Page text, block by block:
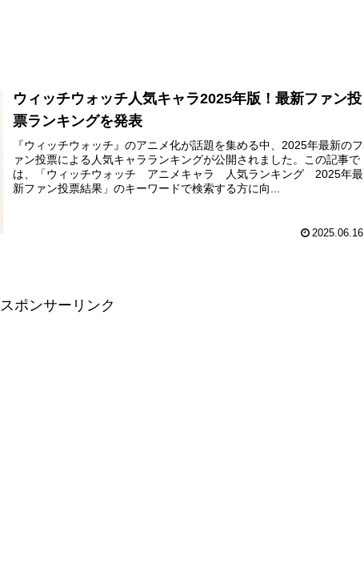
ウィッチウォッチ人気キャラ2025年版！最新ファン投
票ランキングを発表
『ウィッチウォッチ』のアニメ化が話題を集める中、2025年最新のフ
ァン投票による人気キャラランキングが公開されました。この記事で
は、「ウィッチウォッチ アニメキャラ 人気ランキング 2025年最
新ファン投票結果」のキーワードで検索する方に向...
2025.06.16
スポンサーリンク